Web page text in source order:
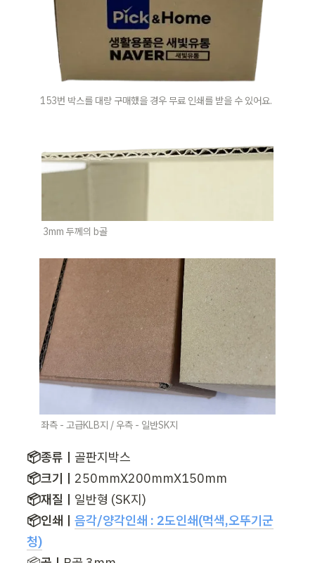
153번 박스를 대량 구매했을 경우 무료 인쇄를 받을 수 있어요.
3mm 두께의 b골
좌측 - 고급KLB지 / 우측 - 일반SK지
📦종류ㅣ
📦크기ㅣ
📦재질ㅣ
📦인쇄ㅣ 음각/양각인쇄 : 2도인쇄(먹색,오뚜기군
청)